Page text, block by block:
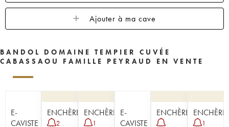
Ajouter à ma cave
BANDOL DOMAINE TEMPIER CUVÉE
CABASSAOU FAMILLE PEYRAUD EN VENTE
E-
CAVISTE
ENCHÈRE
2
ENCHÈRE
1
E-
CAVISTE
ENCHÈRE ENCHÈRE
1